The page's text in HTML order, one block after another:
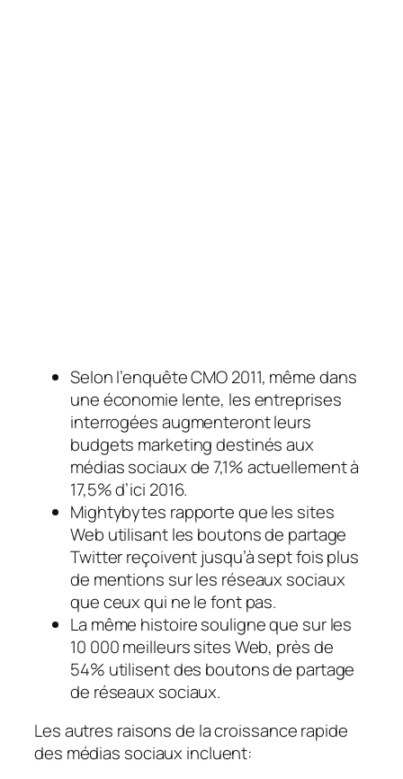
Selon l’enquête CMO 2011, même dans
une économie lente, les entreprises
interrogées augmenteront leurs
budgets marketing destinés aux
médias sociaux de 7,1% actuellement à
17,5% d’ici 2016.
Mightybytes rapporte que les sites
Web utilisant les boutons de partage
Twitter reçoivent jusqu’à sept fois plus
de mentions sur les réseaux sociaux
que ceux qui ne le font pas.
La même histoire souligne que sur les
10 000 meilleurs sites Web, près de
54% utilisent des boutons de partage
de réseaux sociaux.
Les autres raisons de la croissance rapide
des médias sociaux incluent: